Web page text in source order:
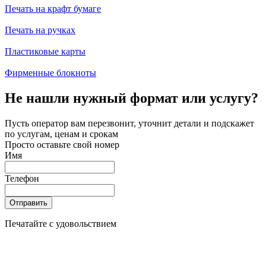
Печать на крафт бумаге
Печать на ручках
Пластиковые карты
Фирменные блокноты
Не нашли нужный формат или услугу?
Пусть оператор вам перезвонит, уточнит детали и подскажет
по услугам, ценам и срокам
Просто оставьте свой номер
Имя
Телефон
Отправить
Печатайте с удовольствием